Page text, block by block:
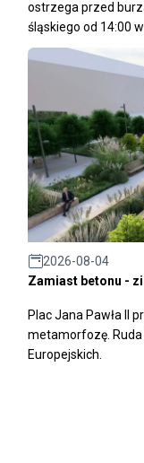
ostrzega przed
śląskiego od 14:00
2026-08-04
Zamiast betonu -
Plac Jana Pawła II
metamorfozę. Ruda
Europejskich.